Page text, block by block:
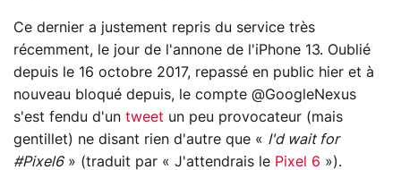
Ce dernier a justement repris du service très
récemment, le jour de l'annone de l'iPhone 13. Oublié
depuis le 16 octobre 2017, repassé en public hier et à
nouveau bloqué depuis, le compte @GoogleNexus
s'est fendu d'un tweet un peu provocateur (mais
gentillet) ne disant rien d'autre que « I'd wait for
#Pixel6» (traduit par « J'attendrais le Pixel 6 »).